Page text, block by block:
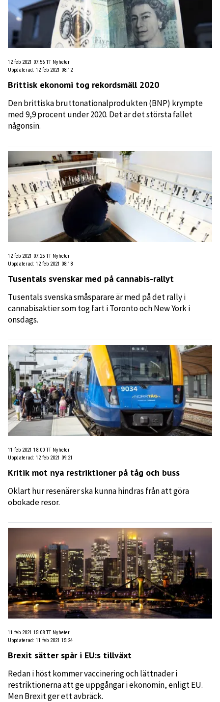
12 feb 2021 07:56 TT Nyheter
Uppdaterad: 12 feb 2021 08:12
Brittisk ekonomi tog rekordsmäll 2020
Den brittiska bruttonationalprodukten (BNP) krympte
med 9,9 procent under 2020. Det är det största fallet
någonsin.
12 feb 2021 07:25 TT Nyheter
Uppdaterad: 12 feb 2021 08:18
Tusentals svenskar med på cannabis-rallyt
Tusentals svenska småsparare är med på det rally i
cannabisaktier som tog fart i Toronto och New York i
onsdags.
11 feb 2021 18:00 TT Nyheter
Uppdaterad: 12 feb 2021 09:21
Kritik mot nya restriktioner på tåg och buss
Oklart hur resenärer ska kunna hindras från att göra
obokade resor.
11 feb 2021 15:08 TT Nyheter
Uppdaterad: 11 feb 2021 15:24
Brexit sätter spår i EU:s tillväxt
Redan i höst kommer vaccinering och lättnader i
restriktionerna att ge uppgångar i ekonomin, enligt EU.
Men Brexit ger ett avbräck.